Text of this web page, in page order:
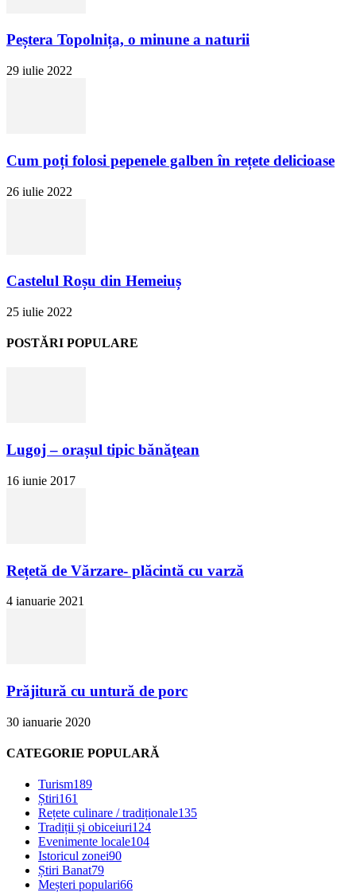
Peștera Topolnița, o minune a naturii
29 iulie 2022
Cum poți folosi pepenele galben în rețete delicioase
26 iulie 2022
Castelul Roșu din Hemeiuș
25 iulie 2022
POSTĂRI POPULARE
Lugoj – orașul tipic bănăţean
16 iunie 2017
Rețetă de Vărzare- plăcintă cu varză
4 ianuarie 2021
Prăjitură cu untură de porc
30 ianuarie 2020
CATEGORIE POPULARĂ
Turism189
Știri161
Rețete culinare / tradiționale135
Tradiții și obiceiuri124
Evenimente locale104
Istoricul zonei90
Știri Banat79
Meșteri populari66